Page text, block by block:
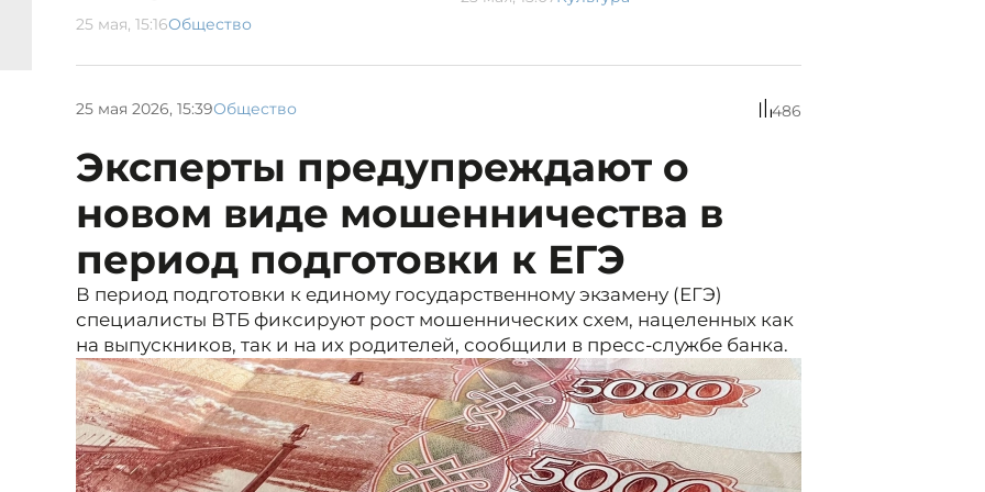
25 мая, 15:16Общество
25 мая 2026, 15:39Общество 486
Эксперты предупреждают о
новом виде мошенничества в
период подготовки к ЕГЭ
В период подготовки к единому государственному экзамену (ЕГЭ)
специалисты ВТБ фиксируют рост мошеннических схем, нацеленных как
на выпускников, так и на их родителей, сообщили в пресс-службе банка.